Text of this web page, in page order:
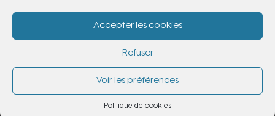
Accepter les cookies
Refuser
Voir les préférences
Politique de cookies